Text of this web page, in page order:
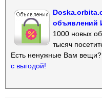
объявлений
1000 новых
тысяч
Есть ненужные Вам
с выгодой!